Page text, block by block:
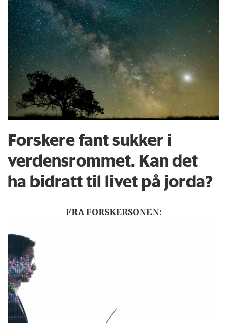
Forskere fant sukker i
verdensrommet. Kan det
ha bidratt til livet på jorda?
FRA FORSKERSONEN: